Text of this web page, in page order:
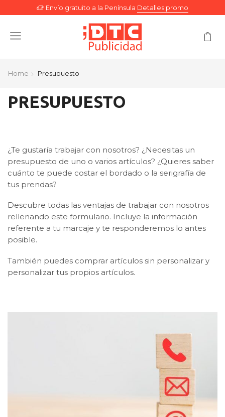
Envío gratuito a la Península Detalles promo
Menu
Home Presupuesto
PRESUPUESTO
¿Te gustaría trabajar con nosotros? ¿Necesitas un
presupuesto de uno o varios artículos? ¿Quieres saber
cuánto te puede costar el bordado o la serigrafía de
tus prendas?
Descubre todas las ventajas de trabajar con nosotros
rellenando este formulario. Incluye la información
referente a tu marcaje y te responderemos lo antes
posible.
También puedes comprar artículos sin personalizar y
personalizar tus propios artículos.